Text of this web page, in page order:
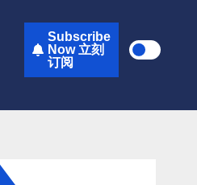
Subscribe
Now 立刻
订阅